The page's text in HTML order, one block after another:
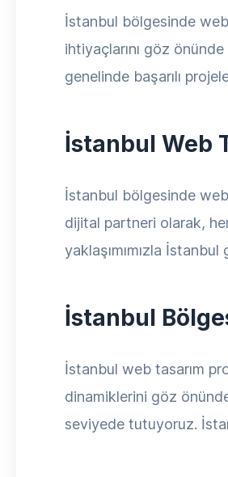
İstanbul bölgesinde
ihtiyaçlarını göz
genelinde başarılı
İstanbul Web
İstanbul bölgesinde
dijital partneri olarak,
yaklaşımımızla
İstanbul
İstanbul web tasarım
dinamiklerini göz
seviyede tutuyoruz.